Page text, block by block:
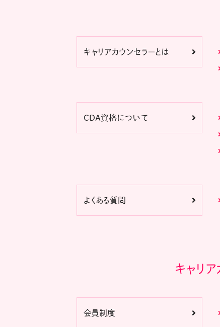
キャリアカウンセラーとは
CDA資格について
よくある質問
キャリ
会員制度